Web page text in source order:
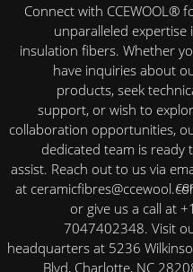
Connect with CCEWOOL®
unparalleled expertise
insulation fibers. Whether
have inquiries about
products, seek
support, or wish to
collaboration opportunities,
dedicated team is ready
assist. Reach out to us via
at
or give us a call at
7047402348. Visit
headquarters at 5236
Blvd, Charlotte, NC